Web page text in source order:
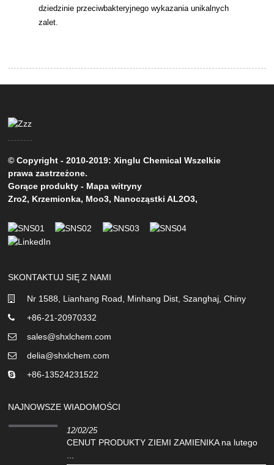
dziedzinie przeciwbakteryjnego wykazania unikalnych
zalet.
© Copyright - 2010-2019: Xinglu Chemical Wszelkie
prawa zastrzeżone.
Gorące produkty - Mapa witryny
Zro2, Krzemionka, Moo3, Nanocząstki AL2O3,
SKONTAKTUJ SIĘ Z NAMI
Nr 1588, Lianhang Road, Minhang Dist, Szanghaj, Chiny
+86-21-20970332
sales@shxlchem.com
delia@shxlchem.com
+86-13524231522
NAJNOWSZE WIADOMOŚCI
12/02/25
CENUT PRODUKTY ZIEMI ZAMIENIKA na lutego
...